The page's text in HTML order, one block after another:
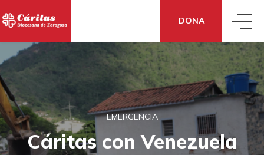
DONA
QUIÉNES SOMOS
CONOCE CÁRITAS
DÓNDE ESTAMOS
QUÉ HACEMOS
ACCIÓN SOCIAL
QUÉ DECIMOS
EMERGENCIA
Cáritas con Venezuela